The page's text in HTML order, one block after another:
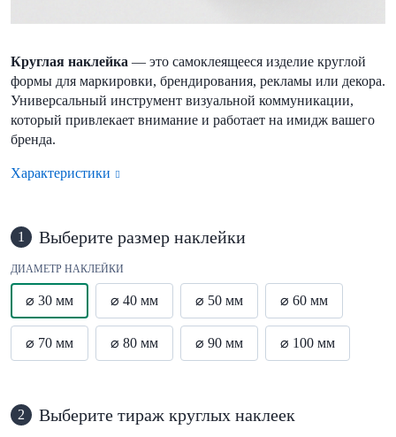
Круглая наклейка — это самоклеящееся изделие круглой
формы для маркировки, брендирования, рекламы или декора.
Универсальный инструмент визуальной коммуникации,
который привлекает внимание и работает на имидж вашего
бренда.
Характеристики
1 Выберите размер наклейки
ДИАМЕТР НАКЛЕЙКИ
⌀ 30 мм ⌀ 40 мм ⌀ 50 мм ⌀ 60 мм
⌀ 70 мм ⌀ 80 мм ⌀ 90 мм ⌀ 100 мм
2 Выберите тираж круглых наклеек